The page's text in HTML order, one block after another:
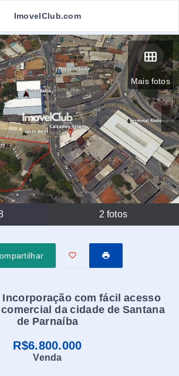
ImovelClub.com
Mais fotos
2 fotos
Incorporação com fácil acesso
da cidade de Santana
de Parnaíba
R$6.800.000
Venda